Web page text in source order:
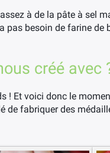
à de la pâte à sel
pas besoin de farine
créé avec
! Et voici donc le
de fabriquer des